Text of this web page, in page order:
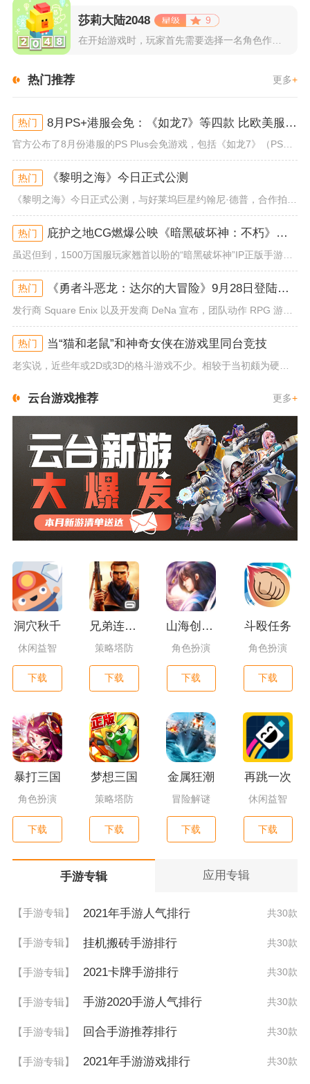
莎莉大陆2048
9
在开始游戏时，玩家首先需要选择一名角色作为自己的代表，在神秘...
热门推荐 更多+
热门 8月PS+港服会免：《如龙7》等四款 比欧美服多一款
官方公布了8月份港服的PS Plus会免游戏，包括《如龙7》（PS4/PS5）、《小小梦魇》（PS4）、《托尼霍克职业滑...
热门 《黎明之海》今日正式公测
《黎明之海》今日正式公测，与好莱坞巨星约翰尼·德普，合作拍摄的宣传短片《冒险者的游戏》同步上线！沉浸式环球之旅 打造属于...
热门 庇护之地CG燃爆公映《暗黑破坏神：不朽》今日全平台上线
虽迟但到，1500万国服玩家翘首以盼的“暗黑破坏神”IP正版手游《暗黑破坏神：不朽》已于今日全平台上线！动作RPG王者再...
热门 《勇者斗恶龙：达尔的大冒险》9月28日登陆苹果谷歌应用商店
发行商 Square Enix 以及开发商 DeNa 宣布，团队动作 RPG 游戏《勇者斗恶龙：达尔的大冒险 魂之绊》将...
热门 当“猫和老鼠”和神奇女侠在游戏里同台竞技
云台游戏推荐 更多+
洞穴秋千
休闲益智
下载
兄弟连3：战争之子
策略塔防
下载
山海创世录一剑天逆
角色扮演
下载
斗殴任务
角色扮演
下载
暴打三国
角色扮演
下载
梦想三国
策略塔防
下载
金属狂潮
冒险解谜
下载
再跳一次
休闲益智
下载
手游专辑 应用专辑
【手游专辑】 2021年手游人气排行 共30款
【手游专辑】 挂机搬砖手游排行 共30款
【手游专辑】 2021卡牌手游排行 共30款
【手游专辑】 手游2020手游人气排行 共30款
【手游专辑】 回合手游推荐排行 共30款
【手游专辑】 2021年手游游戏排行 共30款